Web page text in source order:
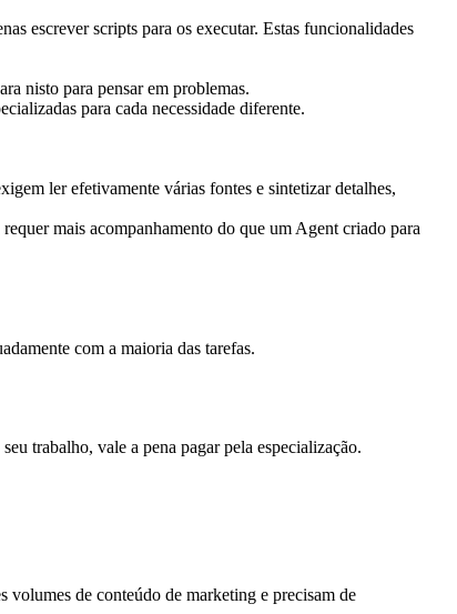
escrever scripts para os executar. Estas funcionalidades
nisto para pensar em problemas.
para cada necessidade diferente.
ler efetivamente várias fontes e sintetizar detalhes,
mais acompanhamento do que um Agent criado para
com a maioria das tarefas.
trabalho, vale a pena pagar pela especialização.
volumes de conteúdo de marketing e precisam de